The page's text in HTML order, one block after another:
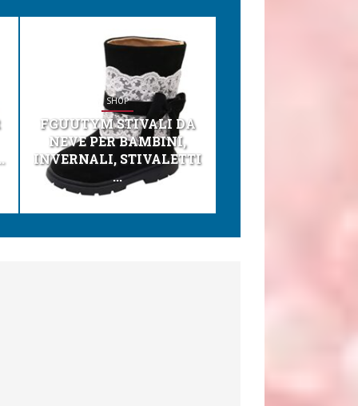
SHOP
FGUUTYM STIVALI DA
NEVE PER BAMBINI,
INVERNALI, STIVALETTI
...